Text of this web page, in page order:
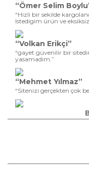
“Ömer Selim
“Hizli bir sekilde
Istedigim ürün ve
“Volkan Erikçi”
“gayet güvenilir bir
yasamadim.”
“Mehmet Yılmaz”
“Sitenizi gerçekten çok